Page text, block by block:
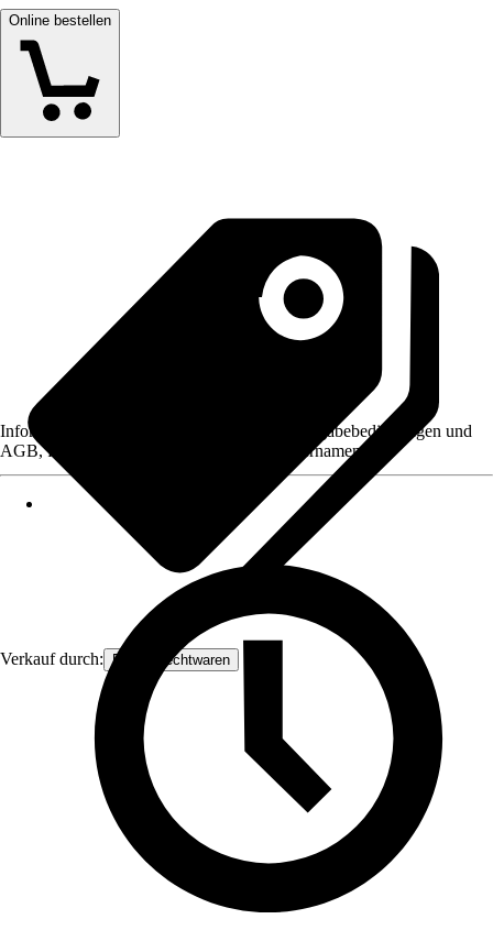
Online bestellen
Verkauf durch: Frank Flechtwaren
Informationen des Verkäufers, wie z. B. Rückgabebedingungen und
AGB, finden Sie bei Klick auf den Verkäufernamen.